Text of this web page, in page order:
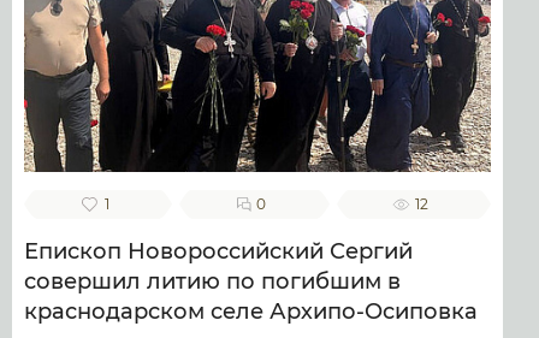
1 0 12
Епископ Новороссийский Сергий
совершил литию по погибшим в
краснодарском селе Архипо-Осиповка